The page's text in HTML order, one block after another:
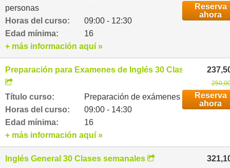
personas
Horas del curso:
09:00 - 12:30
Edad mínima:
16
Reserva
ahora
+ más información aquí »
Preparación para Examenes de Inglés 30 Clases
Título curso:
Preparación de exámenes
Horas del curso:
09:00 - 14:30
Edad mínima:
16
Reserva
ahora
+ más información aquí »
Inglés General 30 Clases semanales